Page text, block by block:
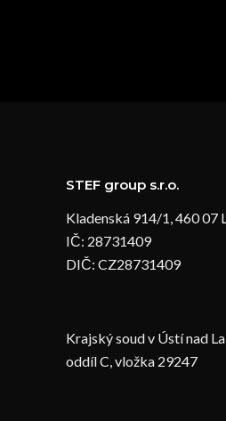
STEF group s.r.o.
Kladenská 914/1, 460 07
IČ: 28731409
DIČ: CZ28731409
Krajský soud v Ústí nad
oddíl C, vložka 29247